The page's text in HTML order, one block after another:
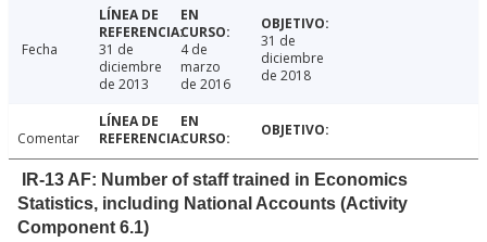
Fecha
31 de
diciembre
de 2013
4 de
marzo
de 2016
31 de
diciembre
de 2018
Comentar
IR-13 AF: Number of staff trained in Economics
Statistics, including National Accounts (Activity
Component 6.1)